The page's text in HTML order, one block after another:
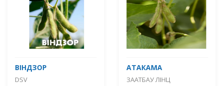
ВІНДЗОР
DSV
АТАКАМА
ЗААТБАУ ЛІНЦ